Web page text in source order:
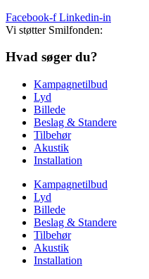
Facebook-f Linkedin-in
Vi støtter Smilfonden:
Hvad søger du?
Kampagnetilbud
Lyd
Billede
Beslag & Standere
Tilbehør
Akustik
Installation
Kampagnetilbud
Lyd
Billede
Beslag & Standere
Tilbehør
Akustik
Installation